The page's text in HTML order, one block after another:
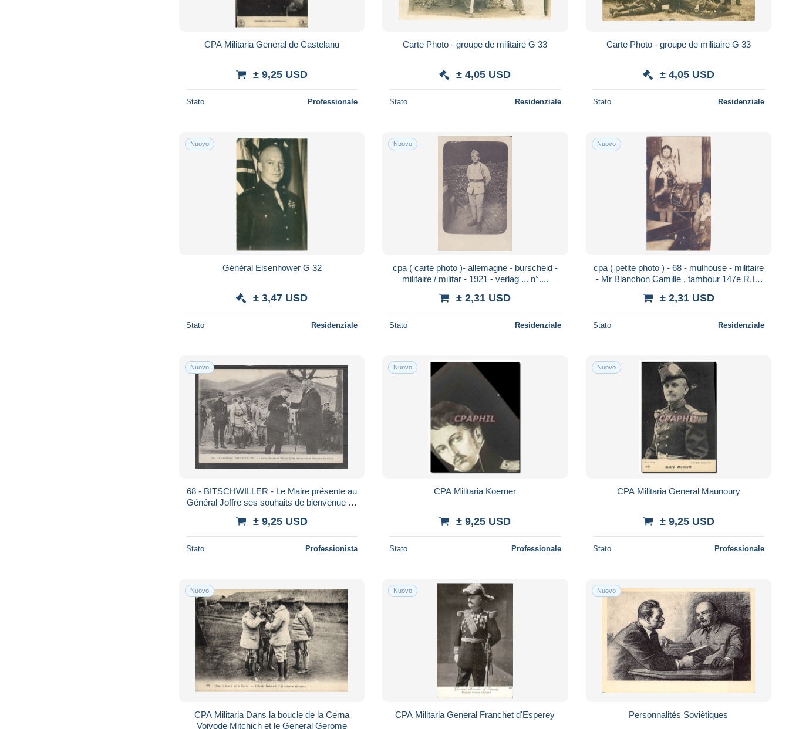
CPA Militaria General de Castelanu
± 9,25 USD
Stato Professionale
Carte Photo - groupe de militaire G 33
± 4,05 USD
Stato Residenziale
Carte Photo - groupe de militaire G 33
± 4,05 USD
Stato Residenziale
Nuovo
Général Eisenhower G 32
± 3,47 USD
Stato Residenziale
Nuovo
cpa ( carte photo )- allemagne - burscheid -
militaire / militar - 1921 - verlag ... n°....
± 2,31 USD
Stato Residenziale
Nuovo
cpa ( petite photo ) - 68 - mulhouse - militaire
- Mr Blanchon Camille , tambour 147e R.I. ,
± 2,31 USD
Stato Residenziale
Nuovo
68 - BITSCHWILLER - Le Maire présente au
Général Joffre ses souhaits de bienvenue en
± 9,25 USD
Stato Professionista
Nuovo
CPA Militaria Koerner
± 9,25 USD
Stato Professionale
Nuovo
CPA Militaria General Maunoury
± 9,25 USD
Stato Professionale
Nuovo
CPA Militaria Dans la boucle de la Cerna
Voivode Mitchich et le General Gerome
Nuovo
CPA Militaria General Franchet d'Esperey
Nuovo
Personnalités Soviètiques